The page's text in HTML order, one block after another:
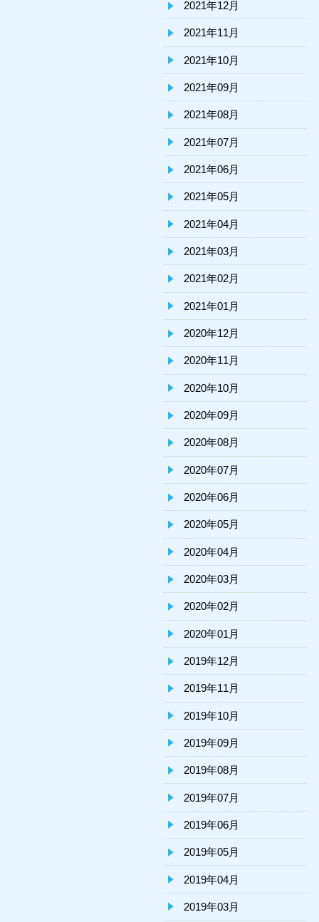
2021年12月
2021年11月
2021年10月
2021年09月
2021年08月
2021年07月
2021年06月
2021年05月
2021年04月
2021年03月
2021年02月
2021年01月
2020年12月
2020年11月
2020年10月
2020年09月
2020年08月
2020年07月
2020年06月
2020年05月
2020年04月
2020年03月
2020年02月
2020年01月
2019年12月
2019年11月
2019年10月
2019年09月
2019年08月
2019年07月
2019年06月
2019年05月
2019年04月
2019年03月